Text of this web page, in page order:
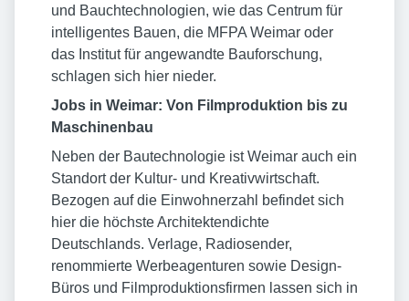
und Bauchtechnologien, wie das Centrum für
intelligentes Bauen, die MFPA Weimar oder
das Institut für angewandte Bauforschung,
schlagen sich hier nieder.
Jobs in Weimar: Von Filmproduktion bis zu
Maschinenbau
Neben der Bautechnologie ist Weimar auch ein
Standort der Kultur- und Kreativwirtschaft.
Bezogen auf die Einwohnerzahl befindet sich
hier die höchste Architektendichte
Deutschlands. Verlage, Radiosender,
renommierte Werbeagenturen sowie Design­
Büros und Filmproduktionsfirmen lassen sich in